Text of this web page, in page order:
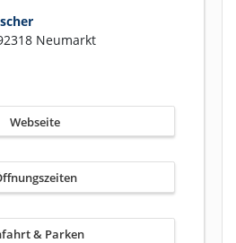
Neumarkt
Webseite
& Parken